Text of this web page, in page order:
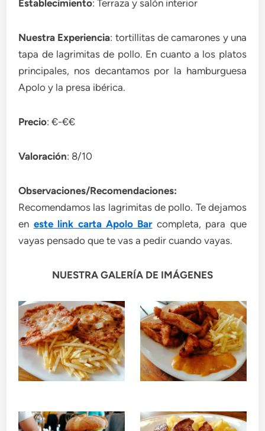
Establecimiento: Terraza y salón interior
Nuestra Experiencia: tortillitas de camarones y una
tapa de lagrimitas de pollo. En cuanto a los platos
principales, nos decantamos por la hamburguesa
Apolo y la presa ibérica.
Precio: €-€€
Valoración: 8/10
Observaciones/Recomendaciones:
Recomendamos las lagrimitas de pollo. Te dejamos
en este link carta Apolo Barcompleta, para que
vayas pensado que te vas a pedir cuando vayas.
NUESTRA GALERÍA DE IMÁGENES